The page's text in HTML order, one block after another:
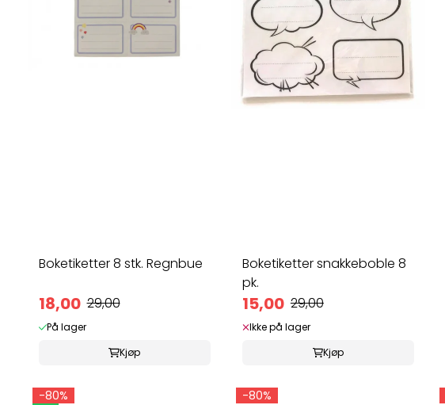
Boketiketter 8 stk. Regnbue
18,00 29,00
På lager
Kjøp
Boketiketter snakkeboble 8
pk.
15,00 29,00
Ikke på lager
Kjøp
-80%
-80%